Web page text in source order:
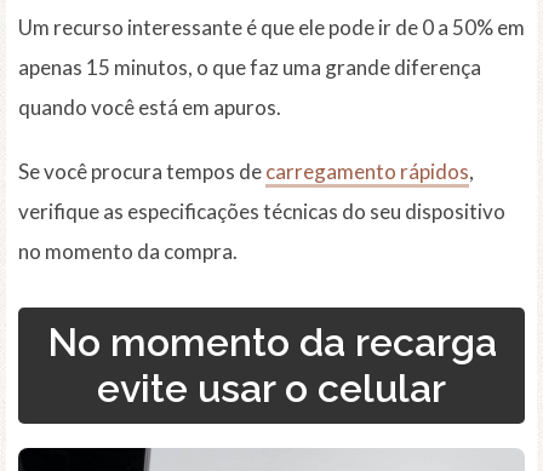
Um recurso interessante é que ele pode ir de 0 a 50% em
apenas 15 minutos, o que faz uma grande diferença
quando você está em apuros.
Se você procura tempos decarregamento rápidos,
verifique as especificações técnicas do seu dispositivo
no momento da compra.
No momento da recarga
evite usar o celular